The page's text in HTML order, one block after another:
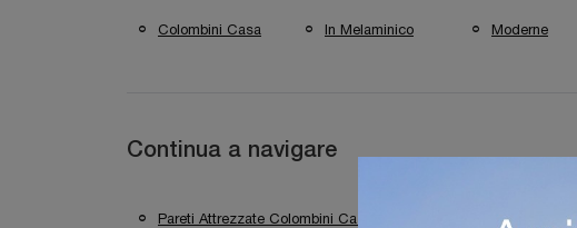
Colombini Casa In Melaminico Moderne
Continua a navigare
Pareti Attrezzate Colombini Casa Verona Pareti